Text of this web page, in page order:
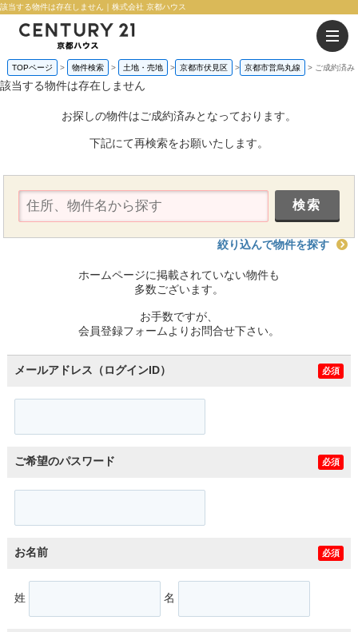
該当する物件は存在しません｜株式会社 京都ハウス
TOPページ 物件検索 土地・売地 京都市伏見区 京都市営烏丸線 ご成約済み
該当する物件は存在しません
お探しの物件はご成約済みとなっております。
下記にて再検索をお願いたします。
絞り込んで物件を探す
ホームページに掲載されていない物件も
多数ございます。
お手数ですが、
会員登録フォームよりお問合せ下さい。
メールアドレス（ログインID） 必須
ご希望のパスワード 必須
お名前 必須
姓 名